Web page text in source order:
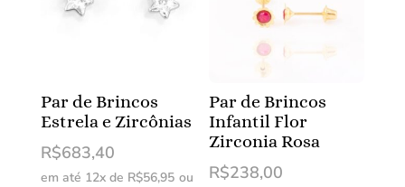
Par de Brincos
Estrela e Zircônias
R$683,40
em até 12x de R$56,95 ou
Par de Brincos
Infantil Flor
Zirconia Rosa
R$238,00